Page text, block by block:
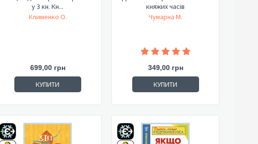
у 3 кн. Кн...
Клименко О.
699,00 грн
КУПИТИ
княжих часів
Чумарна М.
349,00 грн
КУПИТИ